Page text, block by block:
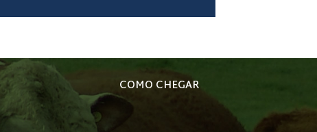
COMO CHEGAR